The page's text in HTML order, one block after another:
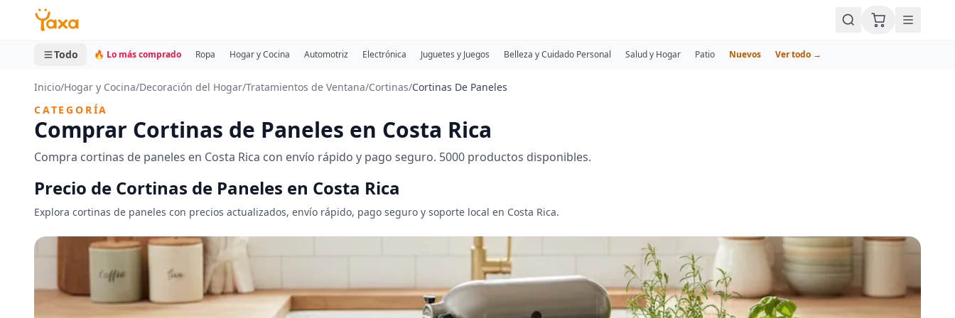
MINI CARRITO
0 productos
Todo 🔥 Lo más comprado Ropa Hogar y Cocina Automotriz Electrónica Juguetes y Juegos Belleza y Cuidado Personal Salud y Hogar Patio Nuevos Ver todo →
Inicio/Hogar y Cocina/Decoración del Hogar/Tratamientos de Ventana/Cortinas/Cortinas De Paneles
CATEGORÍA
Comprar Cortinas de Paneles en Costa Rica
Compra cortinas de paneles en Costa Rica con envío rápido y pago seguro. 5000 productos disponibles.
Precio de Cortinas de Paneles en Costa Rica
Explora cortinas de paneles con precios actualizados, envío rápido, pago seguro y soporte local en Costa Rica.